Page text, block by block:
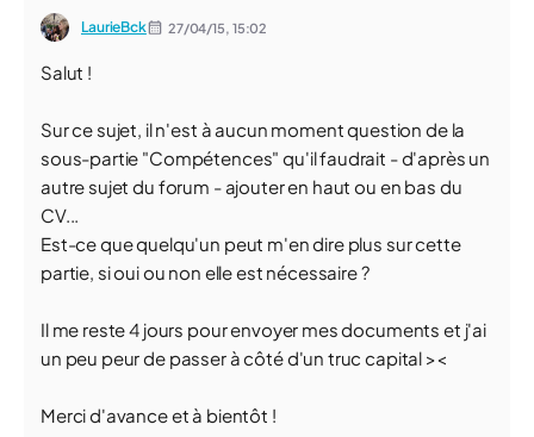
LaurieBck 27/04/15, 15:02
Salut !
Sur ce sujet, il n'est à aucun moment question de la
sous-partie "Compétences" qu'il faudrait - d'après un
autre sujet du forum - ajouter en haut ou en bas du
CV...
Est-ce que quelqu'un peut m'en dire plus sur cette
partie, si oui ou non elle est nécessaire ?
Il me reste 4 jours pour envoyer mes documents et j'ai
un peu peur de passer à côté d'un truc capital ><
Merci d'avance et à bientôt !